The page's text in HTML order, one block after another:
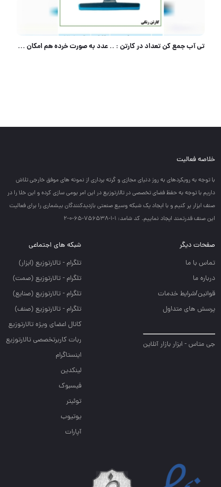
تی آب جمع کن تعداد در کارتن : .. عدد به صورت خرده هم امکان پذیر هست 🟧لینک کانال روبیکا:🟧 https://ru ریموت 4کانال
خلاصه فعالیت
با توجه به رويكردهاي به روز دنياي مجازي و گرته برداري از نمونه هاي موفق خارجي تلاش
داريم با توجه به حفظ فضاي تخصصي در تالارتوزيع در اين امر بومي سازي كرده و اين خلا را در
صنف ابزار پر كنيم و با ايجاد يك شبكه وسيع صنعتي بازديدكنندگان بيشماري را براي فعاليت
اين صنف قدرتمند ايجاد نماييم. کد شامد: 1-1-756538-65-0-2
صفحات دیگر
تماس با ما
درباره ما
قوانین/شرایط خدمات
پرسش های متداول
جی متاس - ابزار بازار آنلاین
شبکه های اجتماعی
تلگرام - تالارتوزيع (ابزار)
تلگرام - تالارتوزيع (صمت)
تلگرام - تالارتوزيع (صنايع)
تلگرام - تالارتوزیع (صنف)
کانال اعضای ویژه تالارتوزیع
ربات کاربرتخصصی تالارتوزیع
اینستاگرام
لینکدین
فیسبوک
توئیتر
یوتیوب
آپارات